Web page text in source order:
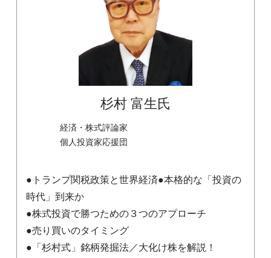
杉村 富生氏
経済・株式評論家
個人投資家応援団
●トランプ関税政策と世界経済●本格的な「投資の
時代」到来か
●株式投資で勝つための３つのアプローチ
●売り買いのタイミング
●「杉村式」銘柄発掘法／大化け株を解説！